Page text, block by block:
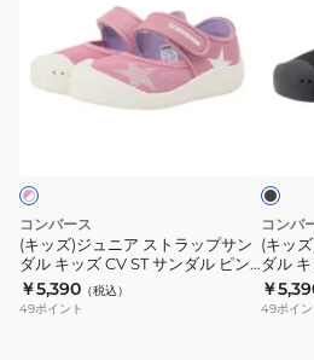
ュ
ニ
ト
ラ
ッ
プ
サ
コンバース
(キッズ)ジュニア ストラップサン
ダル キッズ CV ST サンダル ピン
ク ホワイト 37303891
￥5,390 （税込）
49ポイント
ュ
ニ
ト
ラ
ッ
プ
サ
ブ
コンバ
(キッ
ダル
ック
￥
49ポイン